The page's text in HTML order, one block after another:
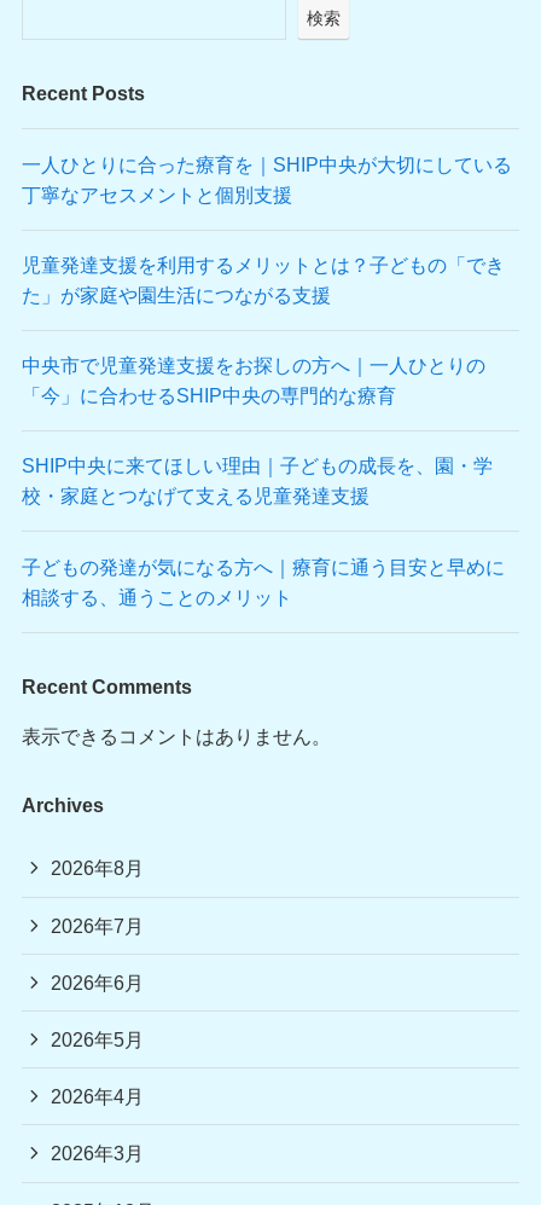
検索
Recent Posts
一人ひとりに合った療育を｜SHIP中央が大切にしている
丁寧なアセスメントと個別支援
児童発達支援を利用するメリットとは？子どもの「でき
た」が家庭や園生活につながる支援
中央市で児童発達支援をお探しの方へ｜一人ひとりの
「今」に合わせるSHIP中央の専門的な療育
SHIP中央に来てほしい理由｜子どもの成長を、園・学
校・家庭とつなげて支える児童発達支援
子どもの発達が気になる方へ｜療育に通う目安と早めに
相談する、通うことのメリット
Recent Comments
表示できるコメントはありません。
Archives
2026年8月
2026年7月
2026年6月
2026年5月
2026年4月
2026年3月